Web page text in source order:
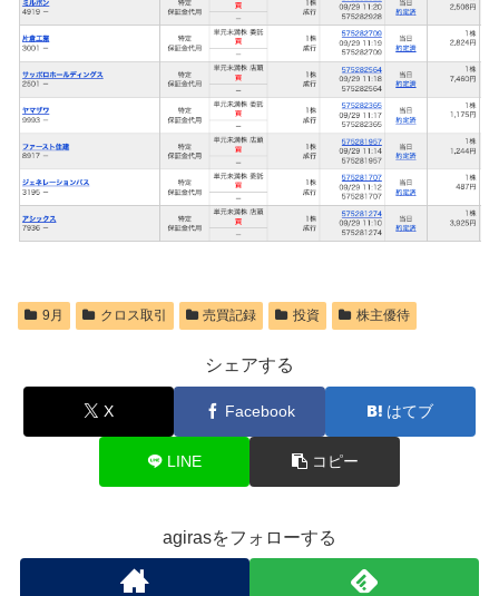
9月 クロス取引 売買記録 投資 株主優待
シェアする
X Facebook はてブ
LINE コピー
agirasをフォローする